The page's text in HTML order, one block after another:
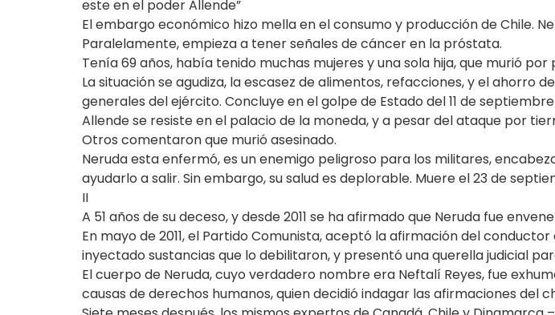
este en el poder Allende”
El embargo económico hizo mella en el consumo y producción de Chile.
Paralelamente, empieza a tener señales de cáncer en la próstata.
Tenía 69 años, había tenido muchas mujeres y una sola hija, que murió
La situación se agudiza, la escasez de alimentos, refacciones, y el ahorro
generales del ejército. Concluye en el golpe de Estado del 11 de septiembre
Allende se resiste en el palacio de la moneda, y a pesar del ataque por
Otros comentaron que murió asesinado.
Neruda esta enfermó, es un enemigo peligroso para los militares,
ayudarlo a salir. Sin embargo, su salud es deplorable. Muere el 23 de
II
A 51 años de su deceso, y desde 2011 se ha afirmado que Neruda fue
En mayo de 2011, el Partido Comunista, aceptó la afirmación del
inyectado sustancias que lo debilitaron, y presentó una querella judicial
El cuerpo de Neruda, cuyo verdadero nombre era Neftalí Reyes, fue
causas de derechos humanos, quien decidió indagar las afirmaciones del